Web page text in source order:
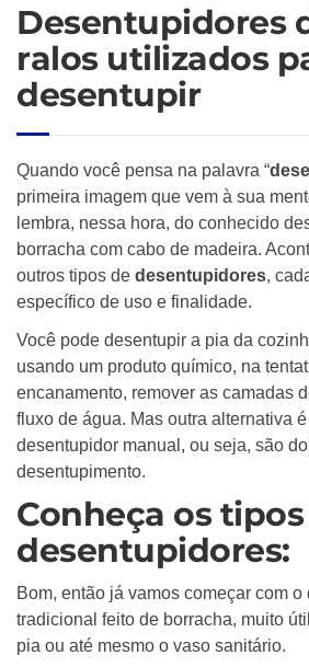
Desentupidores
ralos utilizados
desentupir
Quando você pensa na palavra “
primeira imagem que vem à sua
lembra, nessa hora, do conhecido
borracha com cabo de madeira.
outros tipos de desentupidores,
específico de uso e finalidade.
Você pode desentupir a pia da
usando um produto químico, na
encanamento, remover as camadas
fluxo de água. Mas outra alternativa
desentupidor manual, ou seja, são
desentupimento.
Conheça os
desentupidores:
Bom, então já vamos começar com
tradicional feito de borracha, muito
pia ou até mesmo o vaso sanitário.